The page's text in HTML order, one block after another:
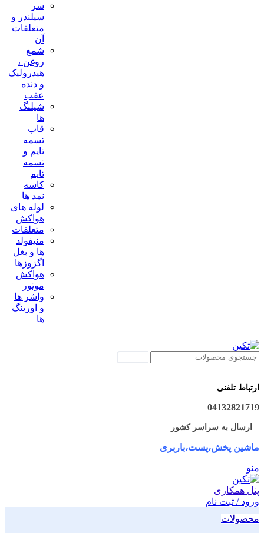
سر
سیلندر و
متعلقات
آن
شمع
روغن ،
هیدرولیک
و دنده
عقب
شیلنگ
ها
قاب
تسمه
تایم و
تسمه
تایم
کاسه
نمد ها
لوله های
هواکش
متعلقات
منیفولد
ها و بغل
اگزوزها
هواکش
موتور
واشر ها
و اورینگ
ها
ارتباط تلفنی
04132821719
ارسال به سراسر کشور
ماشین پخش،پست،باربری
منو
پنل همکاری
ورود / ثبت نام
محصولات